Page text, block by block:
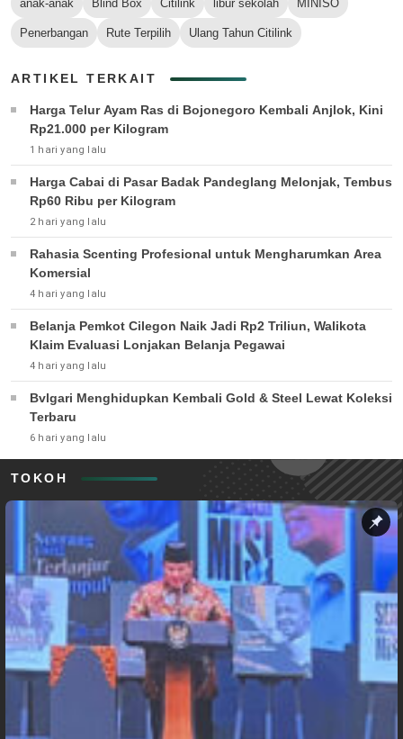
anak-anak Blind Box Citilink libur sekolah MINISO
Penerbangan Rute Terpilih Ulang Tahun Citilink
ARTIKEL TERKAIT
Harga Telur Ayam Ras di Bojonegoro Kembali Anjlok, Kini
Rp21.000 per Kilogram
1 hari yang lalu
Harga Cabai di Pasar Badak Pandeglang Melonjak, Tembus
Rp60 Ribu per Kilogram
2 hari yang lalu
Rahasia Scenting Profesional untuk Mengharumkan Area
Komersial
4 hari yang lalu
Belanja Pemkot Cilegon Naik Jadi Rp2 Triliun, Walikota
Klaim Evaluasi Lonjakan Belanja Pegawai
4 hari yang lalu
Bvlgari Menghidupkan Kembali Gold & Steel Lewat Koleksi
Terbaru
6 hari yang lalu
TOKOH